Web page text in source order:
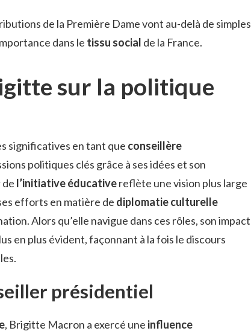
de la Première Dame vont au-delà de simples
dans le tissu social de la France.
sur la politique
significatives en tant que conseillère
politiques clés grâce à ses idées et son
l’initiative éducativereflète une vision plus large
efforts en matière de diplomatie culturelle
Alors qu’elle navigue dans ces rôles, son impact
en plus évident, façonnant à la fois le discours
présidentiel
, Brigitte Macron a exercé une influence